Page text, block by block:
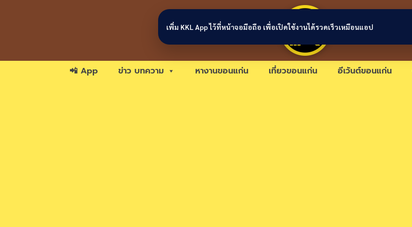
ขอนแก่นลิงก์
📲 App ข่าว บทความ หางานขอนแก่น เที่ยวขอนแก่น อีเว้นต์ขอนแก่น
เพิ่ม KKL App ไว้ที่หน้าจอมือถือ เพื่อเปิดใช้งานได้รวดเร็วเหมือนแอป